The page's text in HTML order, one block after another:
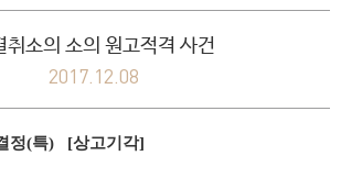
취소의 소의 원고적격 사건
2017.12.08
정(특) [상고기각]